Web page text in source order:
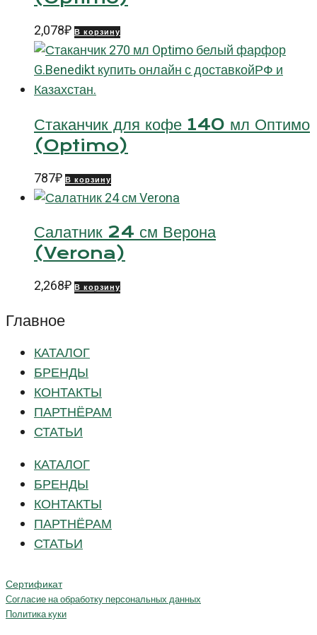
2,078₽ В корзину
Стаканчик для кофе 140 мл Оптимо
(Optimo)
787₽ В корзину
Салатник 24 см Верона
(Verona)
2,268₽ В корзину
Главное
КАТАЛОГ
БРЕНДЫ
КОНТАКТЫ
ПАРТНЁРАМ
СТАТЬИ
КАТАЛОГ
БРЕНДЫ
КОНТАКТЫ
ПАРТНЁРАМ
СТАТЬИ
Сертификат
Согласие на обработку персональных данных
Политика куки